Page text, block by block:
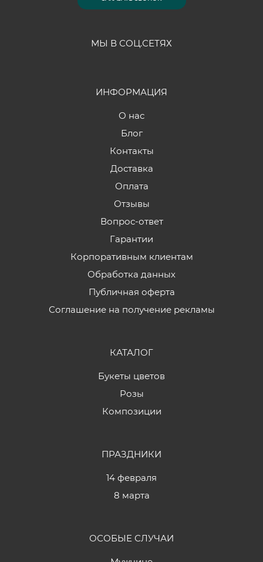
МЫ В СОЦ.СЕТЯХ
ИНФОРМАЦИЯ
О нас
Блог
Контакты
Доставка
Оплата
Отзывы
Вопрос-ответ
Гарантии
Корпоративным клиентам
Обработка данных
Публичная оферта
Соглашение на получение рекламы
КАТАЛОГ
Букеты цветов
Розы
Композиции
ПРАЗДНИКИ
14 февраля
8 марта
ОСОБЫЕ СЛУЧАИ